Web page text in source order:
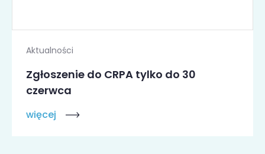
Aktualności
Zgłoszenie do CRPA tylko do 30
czerwca
więcej